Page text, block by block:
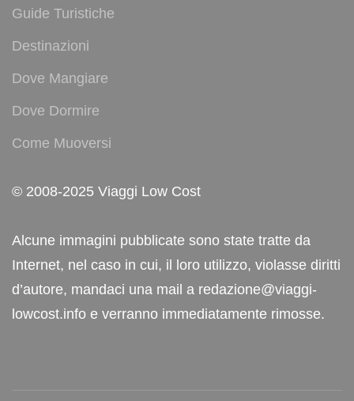
Guide Turistiche
Destinazioni
Dove Mangiare
Dove Dormire
Come Muoversi
© 2008-2025 Viaggi Low Cost
Alcune immagini pubblicate sono state tratte da
Internet, nel caso in cui, il loro utilizzo, violasse diritti
d’autore, mandaci una mail a redazione@viaggi-
lowcost.info e verranno immediatamente rimosse.